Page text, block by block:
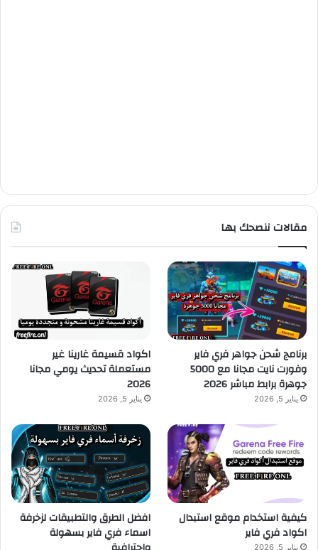
مقالات ننصحك بها
برنامج شحن جواهر فري فاير
وفورت نايت مجانا مع 5000
جوهرة برابط مباشر 2026
يناير 5, 2026
اكواد قسيمة غارينا غير
مستعملة تحديث يومي مجانا
2026
يناير 5, 2026
كيفية استخدام موقع استبدال
اكواد فري فاير
يناير 5, 2026
افضل الطرق والتطبيقات لزخرفة
اسماء فري فاير بسهولة